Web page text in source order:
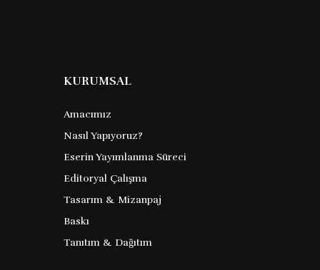
KURUMSAL
Amacımız
Nasıl Yapıyoruz?
Eserin Yayımlanma Süreci
Editoryal Çalışma
Tasarım & Mizanpaj
Baskı
Tanıtım & Dağıtım